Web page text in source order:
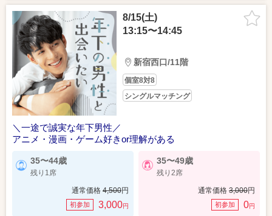
8/15(土)
13:15〜14:45
新宿西口/11階
個室8対8
シングルマッチング
＼一途で誠実な年下男性／
アニメ・漫画・ゲーム好きor理解がある
35〜44歳
残り1席
通常価格 4,500円
初参加 3,000円
35〜49歳
残り2席
通常価格 3,000円
初参加 0円